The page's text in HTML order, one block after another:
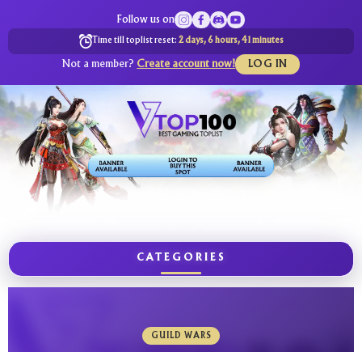
Follow us on
Time till toplist reset: 2 days, 6 hours, 41 minutes
Not a member? Create account now! LOG IN
CATEGORIES
GUILD WARS